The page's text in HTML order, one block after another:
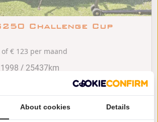
Challenge Cup
of € 123 per maand
1998 / 25437km
About cookies Details